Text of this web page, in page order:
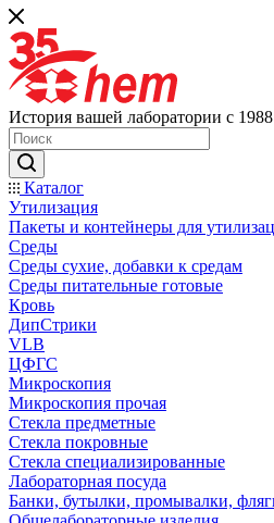
История вашей лаборатории с 1988
Каталог
Утилизация
Пакеты и контейнеры для
Среды
Среды сухие, добавки к средам
Среды питательные готовые
Кровь
ДипСтрики
VLB
ЦФГС
Микроскопия
Микроскопия прочая
Стекла предметные
Стекла покровные
Стекла специализированные
Лабораторная посуда
Банки, бутылки, промывалки,